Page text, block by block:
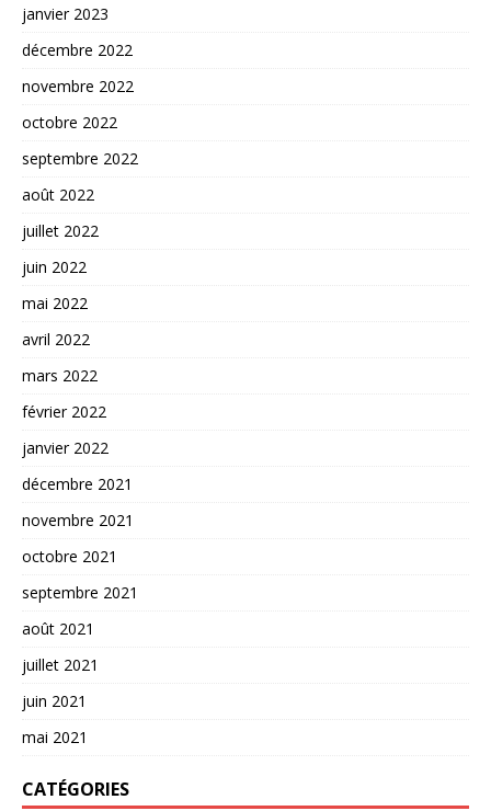
janvier 2023
décembre 2022
novembre 2022
octobre 2022
septembre 2022
août 2022
juillet 2022
juin 2022
mai 2022
avril 2022
mars 2022
février 2022
janvier 2022
décembre 2021
novembre 2021
octobre 2021
septembre 2021
août 2021
juillet 2021
juin 2021
mai 2021
CATÉGORIES